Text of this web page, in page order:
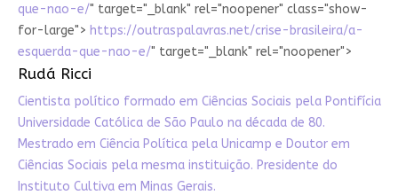
que-nao-e/" target="_blank" rel="noopener" class="show-
for-large"> https://outraspalavras.net/crise-brasileira/a-
esquerda-que-nao-e/" target="_blank" rel="noopener">
Rudá Ricci
Cientista político formado em Ciências Sociais pela Pontifícia
Universidade Católica de São Paulo na década de 80.
Mestrado em Ciência Política pela Unicamp e Doutor em
Ciências Sociais pela mesma instituição. Presidente do
Instituto Cultiva em Minas Gerais.